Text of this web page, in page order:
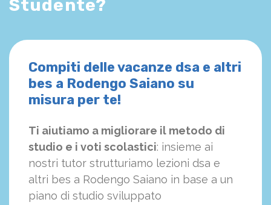
Studente?
Compiti delle vacanze dsa e altri
bes a Rodengo Saiano su
misura per te!
Ti aiutiamo a migliorare il metodo di
studio e i voti scolastici: insieme ai
nostri tutor strutturiamo lezioni dsa e
altri bes a Rodengo Saiano in base a un
piano di studio sviluppato